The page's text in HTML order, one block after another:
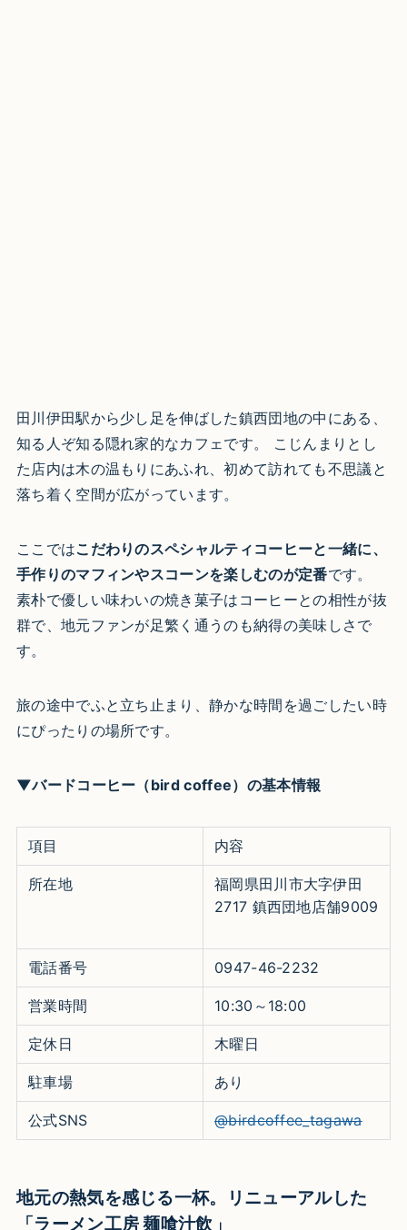
田川伊田駅から少し足を伸ばした鎮西団地の中にある、
知る人ぞ知る隠れ家的なカフェです。 こじんまりとし
た店内は木の温もりにあふれ、初めて訪れても不思議と
落ち着く空間が広がっています。​
ここではこだわりのスペシャルティコーヒーと一緒に、
手作りのマフィンやスコーンを楽しむのが定番です。
素朴で優しい味わいの焼き菓子はコーヒーとの相性が抜
群で、地元ファンが足繁く通うのも納得の美味しさで
す。​
旅の途中でふと立ち止まり、静かな時間を過ごしたい時
にぴったりの場所です。
▼バードコーヒー（bird coffee）の基本情報
項目 内容
所在地
福岡県田川市大字伊田
2717 鎮西団地店舗9009
電話番号 0947-46-2232 ​
営業時間 10:30～18:00 ​
定休日 木曜日 ​
駐車場 あり
公式SNS @birdcoffee_tagawa
地元の熱気を感じる一杯。リニューアルした
「ラーメン工房 麺喰汁飲」